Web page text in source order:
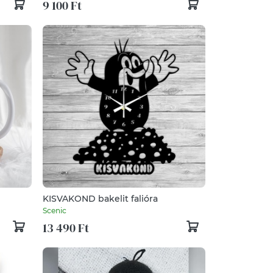
9 100 Ft
KISVAKOND bakelit falióra
Scenic
13 490 Ft